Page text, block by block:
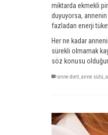
miktarda ekmekli
duyuyorsa, annenin
fazladan enerji
Her ne kadar
sürekli olmamak
söz konusu
anne dieti anne sütü